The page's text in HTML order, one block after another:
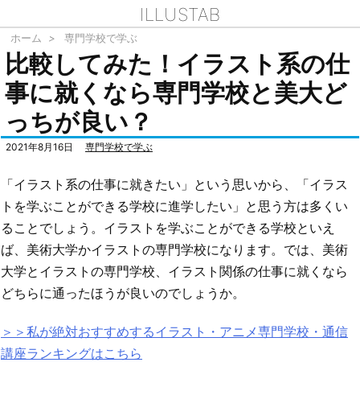
ILLUSTAB
ホーム > 専門学校で学ぶ
比較してみた！イラスト系の仕
事に就くなら専門学校と美大ど
っちが良い？
2021年8月16日 専門学校で学ぶ
「イラスト系の仕事に就きたい」という思いから、「イラス
トを学ぶことができる学校に進学したい」と思う方は多くい
ることでしょう。イラストを学ぶことができる学校といえ
ば、美術大学かイラストの専門学校になります。では、美術
大学とイラストの専門学校、イラスト関係の仕事に就くなら
どちらに通ったほうが良いのでしょうか。
＞＞私が絶対おすすめするイラスト・アニメ専門学校・通信
講座ランキングはこちら